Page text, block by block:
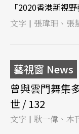
「2020香港新視
文字 | 張瑋珊、張
藝視窗 News
曾與雲門舞集
世 / 132
文字 | 耿一偉、本